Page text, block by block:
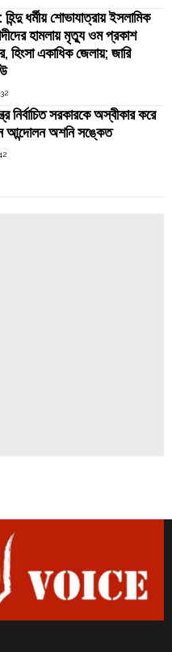
হিন্দু ধর্মীয় শোভাযাত্রায় ইসলামিক
হামলায় মৃত্যু ওম প্রকাশ
হিংসা একাধিক জেলায়; জারি
নির্বাচিত সরকারকে অস্বীকার করে
আন্দোলন অশনি সঙ্কেত